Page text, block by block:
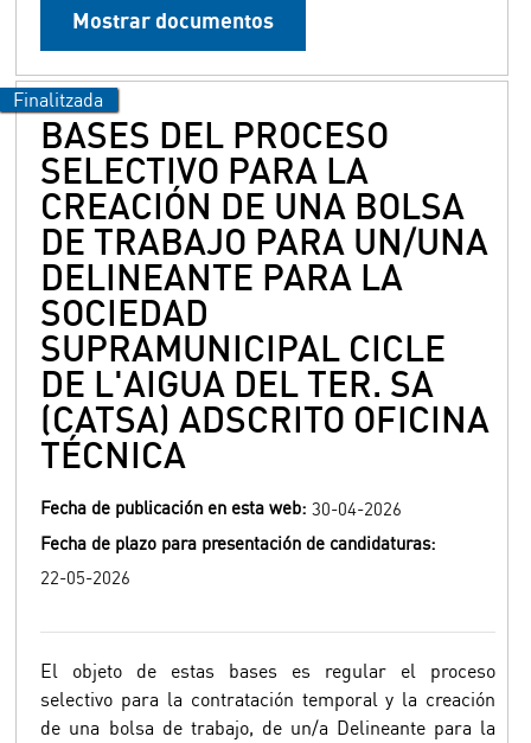
Mostrar documentos
BASES DEL PROCESO
SELECTIVO PARA LA
CREACIÓN DE UNA BOLSA
DE TRABAJO PARA UN/UNA
DELINEANTE PARA LA
SOCIEDAD
SUPRAMUNICIPAL CICLE
DE L'AIGUA DEL TER. SA
(CATSA) ADSCRITO OFICINA
TÉCNICA
Fecha de publicación en esta web: 30-04-2026
Fecha de plazo para presentación de candidaturas:
22-05-2026
El objeto de estas bases es regular el proceso
selectivo para la contratación temporal y la creación
de una bolsa de trabajo, de un/a Delineante para la